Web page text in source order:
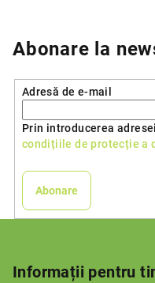
Abonare la
Adresă de e-mail
Prin introducerea
condițiile de protecție a
Abonare
Informații pentru